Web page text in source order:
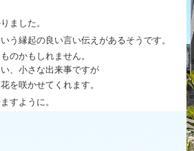
ました。
う縁起の良い言い伝えがあるそうです。
のかもしれません。
、小さな出来事ですが
を咲かせてくれます。
すように。